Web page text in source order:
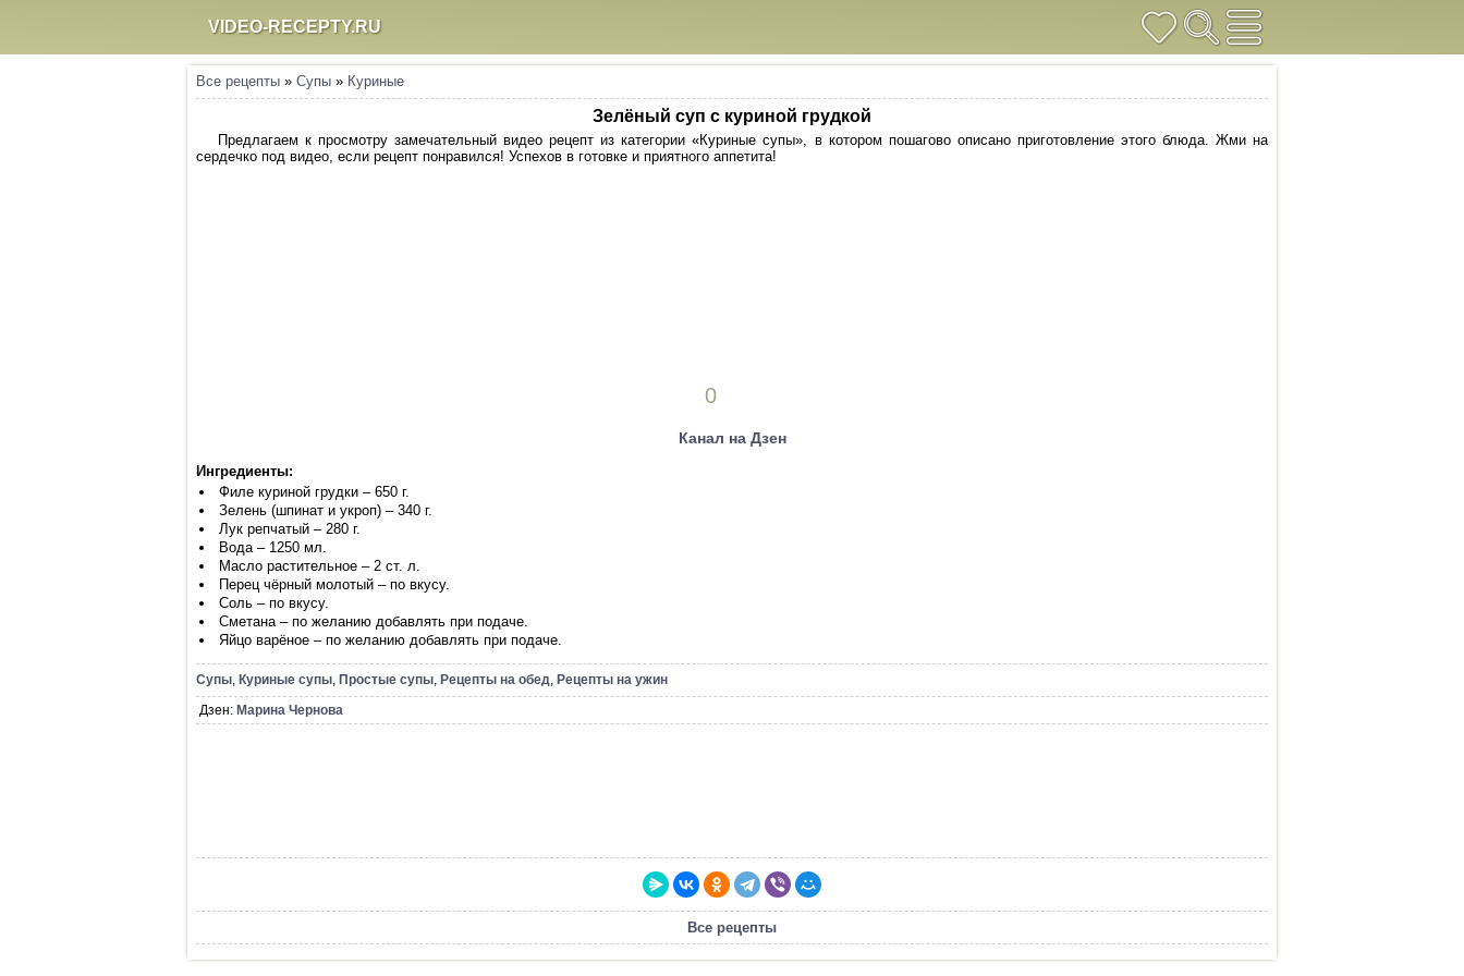
VIDEO-RECEPTY.RU
Все рецепты » Супы » Куриные
Зелёный суп с куриной грудкой
Предлагаем к просмотру замечательный видео рецепт из категории «Куриные супы», в котором пошагово описано приготовление этого блюда. Жми на
сердечко под видео, если рецепт понравился! Успехов в готовке и приятного аппетита!
0
Канал на Дзен
Ингредиенты:
Филе куриной грудки – 650 г.
Зелень (шпинат и укроп) – 340 г.
Лук репчатый – 280 г.
Вода – 1250 мл.
Масло растительное – 2 ст. л.
Перец чёрный молотый – по вкусу.
Соль – по вкусу.
Сметана – по желанию добавлять при подаче.
Яйцо варёное – по желанию добавлять при подаче.
Супы, Куриные супы, Простые супы, Рецепты на обед, Рецепты на ужин
Дзен: Марина Чернова
Все рецепты